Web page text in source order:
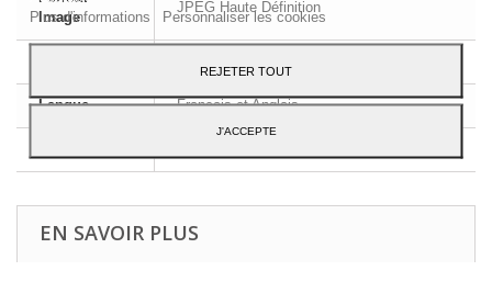
Image
JPEG Haute Définition
Langue Français et Anglais
EN SAVOIR PLUS
Plus d'informations
Personnaliser les cookies
REJETER TOUT
J'ACCEPTE